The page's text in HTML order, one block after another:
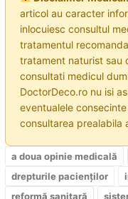
articol au caracter
inlocuiesc consultul
tratamentul
tratament naturist sau
consultati medicul
DoctorDeco.ro nu isi
eventualele
consultarea prealabila
a doua opinie medicală
drepturile pacienților
reformă sanitară